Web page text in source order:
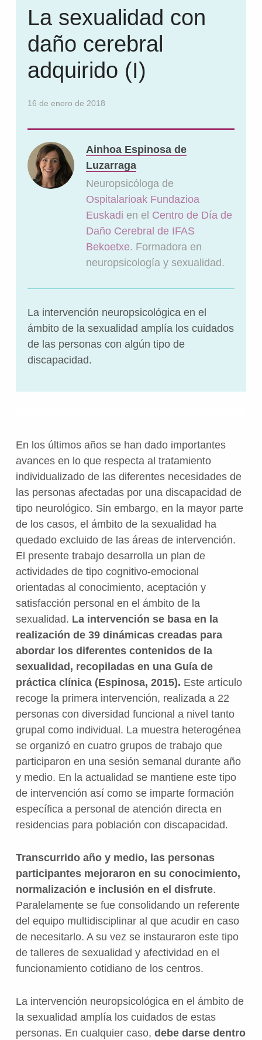
La sexualidad con
daño cerebral
adquirido (I)
16 de enero de 2018
Ainhoa Espinosa de
Luzarraga
Neuropsicóloga de
Ospitalarioak Fundazioa
Euskadi en el Centro de Día de
Daño Cerebral de IFAS
Bekoetxe. Formadora en
neuropsicología y sexualidad.
La intervención neuropsicológica en el
ámbito de la sexualidad amplía los cuidados
de las personas con algún tipo de
discapacidad.
En los últimos años se han dado importantes
avances en lo que respecta al tratamiento
individualizado de las diferentes necesidades de
las personas afectadas por una discapacidad de
tipo neurológico. Sin embargo, en la mayor parte
de los casos, el ámbito de la sexualidad ha
quedado excluido de las áreas de intervención.
El presente trabajo desarrolla un plan de
actividades de tipo cognitivo-emocional
orientadas al conocimiento, aceptación y
satisfacción personal en el ámbito de la
sexualidad. La intervención se basa en la
realización de 39 dinámicas creadas para
abordar los diferentes contenidos de la
sexualidad, recopiladas en una Guía de
práctica clínica (Espinosa, 2015). Este artículo
recoge la primera intervención, realizada a 22
personas con diversidad funcional a nivel tanto
grupal como individual. La muestra heterogénea
se organizó en cuatro grupos de trabajo que
participaron en una sesión semanal durante año
y medio. En la actualidad se mantiene este tipo
de intervención así como se imparte formación
específica a personal de atención directa en
residencias para población con discapacidad.
Transcurrido año y medio, las personas
participantes mejoraron en su conocimiento,
normalización e inclusión en el disfrute.
Paralelamente se fue consolidando un referente
del equipo multidisciplinar al que acudir en caso
de necesitarlo. A su vez se instauraron este tipo
de talleres de sexualidad y afectividad en el
funcionamiento cotidiano de los centros.
La intervención neuropsicológica en el ámbito de
la sexualidad amplía los cuidados de estas
personas. En cualquier caso, debe darse dentro